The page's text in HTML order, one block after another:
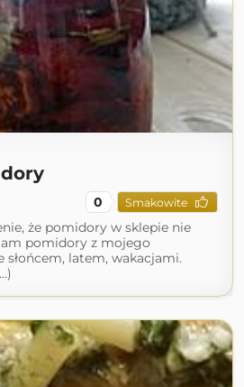
0 Smakowite
że pomidory w sklepie nie
pomidory z mojego
słońcem, latem, wakacjami.